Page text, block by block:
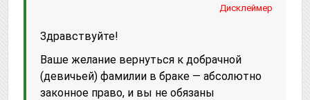
Дисклеймер
Здравствуйте!
Ваше желание вернуться к добрачной
(девичьей) фамилии в браке — абсолютно
законное право, и вы не обязаны